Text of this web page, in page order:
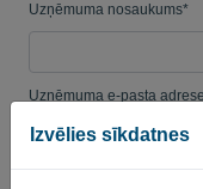
Izvēlies sīkdatnes
Uzņēmuma nosaukums*
Uzņēmuma e-pasta